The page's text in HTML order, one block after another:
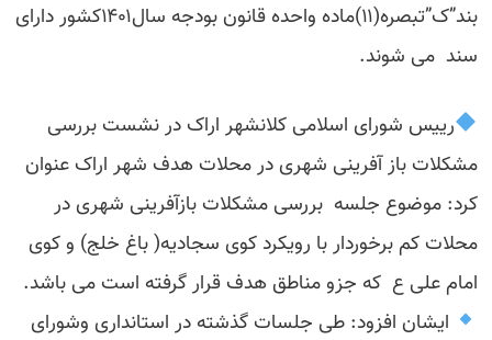
بند”ک”تبصره(۱۱)ماده واحده قانون بودجه سال۱۴۰۱کشور دارای
سند می شوند.
رییس شورای اسلامی کلانشهر اراک در نشست بررسی
مشکلات باز آفرینی شهری در محلات هدف شهر اراک عنوان
کرد: موضوع جلسه بررسی مشکلات بازآفرینی شهری در
محلات کم برخوردار با رویکرد کوی سجادیه( باغ خلج) و کوی
امام علی ع که جزو مناطق هدف قرار گرفته است می باشد.
ایشان افزود: طی جلسات گذشته در استانداری وشورای